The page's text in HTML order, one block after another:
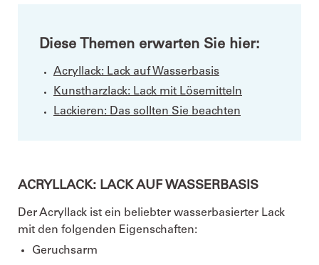
Diese Themen erwarten Sie hier:
Acryllack: Lack auf Wasserbasis
Kunstharzlack: Lack mit Lösemitteln
Lackieren: Das sollten Sie beachten
ACRYLLACK: LACK AUF WASSERBASIS
Der Acryllack ist ein beliebter wasserbasierter Lack
mit den folgenden Eigenschaften:
Geruchsarm